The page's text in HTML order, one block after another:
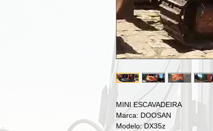
MINI ESCAVADEIRA
Marca: DOOSAN
Modelo: DX35z